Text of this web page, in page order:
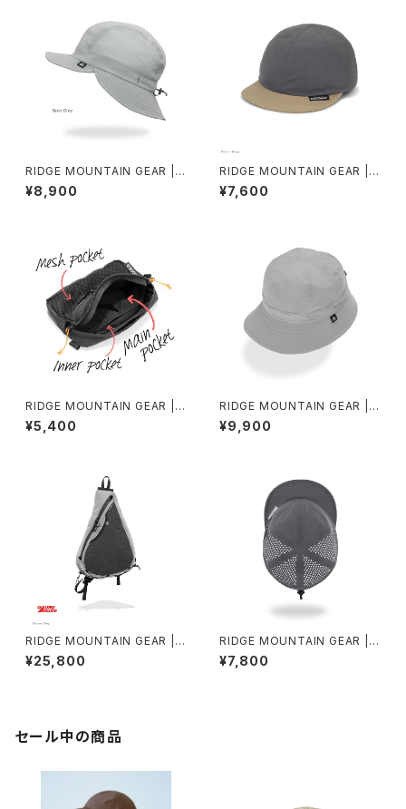
RIDGE MOUNTAIN GEAR | S
hade Cap
¥8,900
RIDGE MOUNTAIN GEAR | B
asic Cap Bicolor
¥7,600
RIDGE MOUNTAIN GEAR | S
ide Increase
¥5,400
RIDGE MOUNTAIN GEAR | E
nough Hat NT 2026
¥9,900
RIDGE MOUNTAIN GEAR | S
ash Pack
¥25,800
RIDGE MOUNTAIN GEAR | B
asic Cap Punching
¥7,800
セール中の商品